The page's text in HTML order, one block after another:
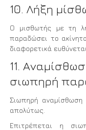
10. Λήξη
Ο μισθωτής με τη
παραδώσει το
διαφορετικά
11.
σιωπηρή
Σιωπηρή αναμίσθωση
απολύτως.
Επιτρέπεται η